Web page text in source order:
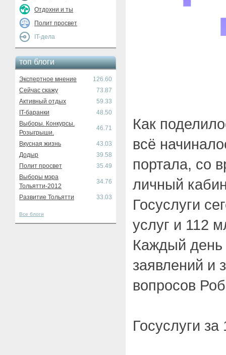
Отдохни и ты
Полит просвет
IT-дела
топ блоги
Экспертное мнение
126.60
Сейчас скажу
73.87
Активный отдых
59.33
IT-баранки
48.50
Выборы. Конкурсы.
Розыгрыши.
46.71
Вкусная жизнь
43.03
Додыр
39.58
Полит просвет
35.49
Выборы мэра
Тольятти-2012
34.76
Развитие Тольятти 33.03
Все блоги
Как
всё
портала, со
личный
Госуслуги
услуг и 112
Каждый
заявлений и
вопросов
Госуслуги за